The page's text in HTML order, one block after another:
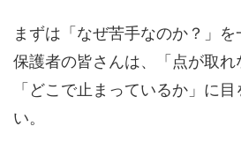
まずは「なぜ苦手なのか？」を
保護者の皆さんは、「点が取れ
「どこで止まっているか」に
い。